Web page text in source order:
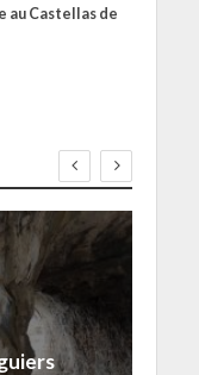
au Castellas de